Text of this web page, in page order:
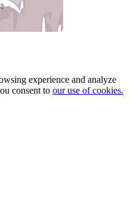
experience and analyze
consent to our use of cookies.